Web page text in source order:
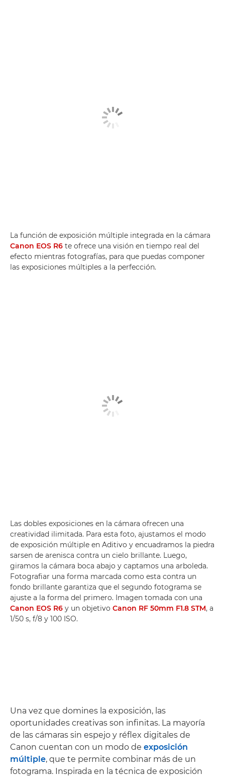
La función de exposición múltiple integrada en la cámara
Canon EOS R6 te ofrece una visión en tiempo real del
efecto mientras fotografías, para que puedas componer
las exposiciones múltiples a la perfección.
Las dobles exposiciones en la cámara ofrecen una
creatividad ilimitada. Para esta foto, ajustamos el modo
de exposición múltiple en Aditivo y encuadramos la piedra
sarsen de arenisca contra un cielo brillante. Luego,
giramos la cámara boca abajo y captamos una arboleda.
Fotografiar una forma marcada como esta contra un
fondo brillante garantiza que el segundo fotograma se
ajuste a la forma del primero. Imagen tomada con una
Canon EOS R6 y un objetivo Canon RF 50mm F1.8 STM, a
1/50 s, f/8 y 100 ISO.
Una vez que domines la exposición, las
oportunidades creativas son infinitas. La mayoría
de las cámaras sin espejo y réflex digitales de
Canon cuentan con un modo de exposición
múltiple, que te permite combinar más de un
fotograma. Inspirada en la técnica de exposición